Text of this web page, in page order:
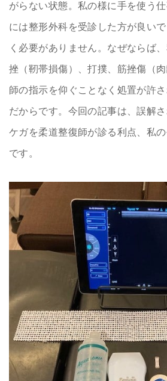
がらない状態。私の様に手を使う
には整形外科を受診した方が良い
く必要がありません。なぜならば
挫（靭帯損傷）、打撲、筋挫傷（
師の指示を仰ぐことなく処置が許
だからです。今回の記事は、誤解
ケガを柔道整復師が診る利点、私
です。